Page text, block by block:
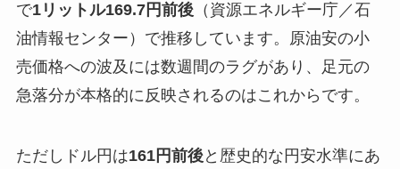
で1リットル169.7円前後（資源エネルギー庁／石
油情報センター）で推移しています。原油安の小
売価格への波及には数週間のラグがあり、足元の
急落分が本格的に反映されるのはこれからです。
ただしドル円は161円前後と歴史的な円安水準にあ